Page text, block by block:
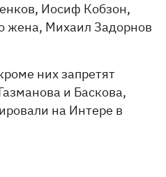
Иосиф Кобзон,
жена, Михаил Задорнов
них запретят
и Баскова,
на Интере в